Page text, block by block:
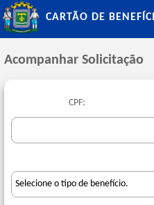
CARTÃO DE
Acompanhar Solicitação
CPF: